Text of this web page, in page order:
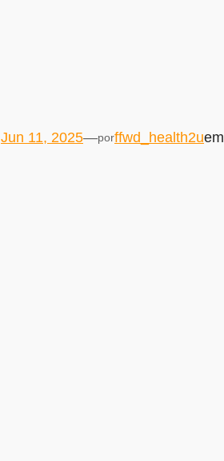
Jun 11, 2025—porffwd_health2uem